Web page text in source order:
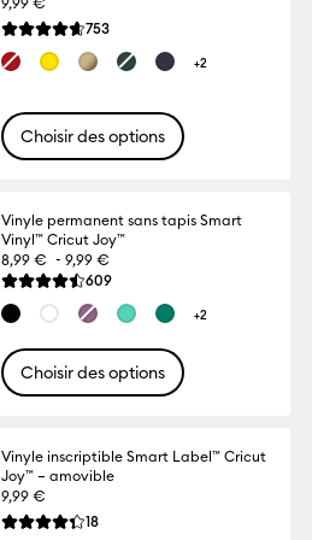
La note moyenne de ce produit est 4.6
753Reviews
+2
Choisir des options
Vinyle permanent sans tapis Smart
Vinyl™ Cricut Joy™
8,99 € -9,99 €
La note moyenne de ce produit est 4.5
609Reviews
+2
Choisir des options
Vinyle inscriptible Smart Label™ Cricut
Joy™ – amovible
9,99 €
La note moyenne de ce produit est 4.3
18Reviews